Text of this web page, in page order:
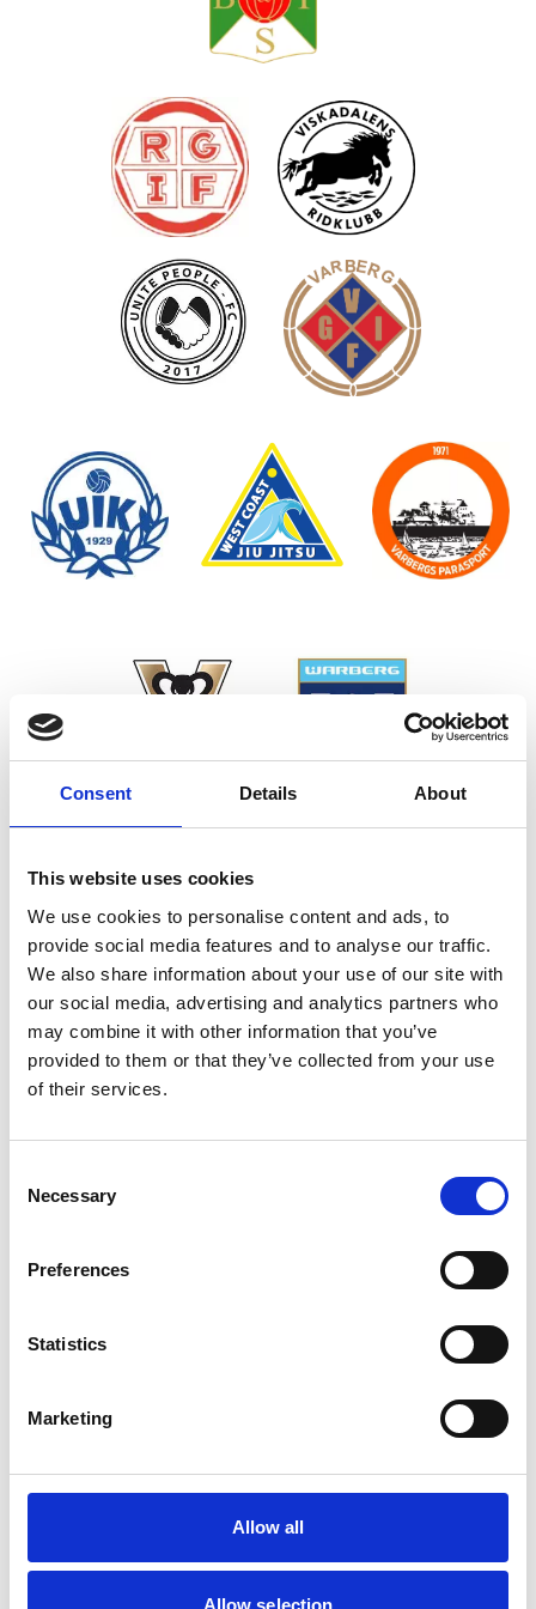
Consent Details About
This website uses cookies
We use cookies to personalise content and ads, to
provide social media features and to analyse our traffic.
We also share information about your use of our site with
our social media, advertising and analytics partners who
may combine it with other information that you’ve
provided to them or that they’ve collected from your use
of their services.
Selection
Necessary
Preferences
Statistics
Marketing
Allow all
Allow selection